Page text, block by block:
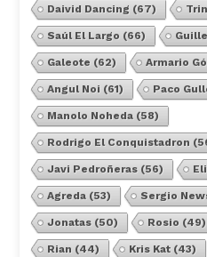
Daivid Dancing (67)
Saúl El Largo (66)
Galeote (62) Armario
Angul Noi (61) Paco
Manolo Noheda(58)
Rodrigo El Conquistadron
Javi Pedroñeras(56)
Agreda(53) Sergio
Jonatas(50) Rosio (49)
Rian (44) Kris Kat(43)